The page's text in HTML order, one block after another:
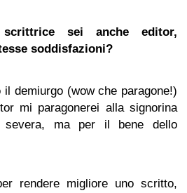
sei anche editor,
soddisfazioni?
demiurgo (wow che paragone!)
mi paragonerei alla signorina
severa, ma per il bene dello
rendere migliore uno scritto,